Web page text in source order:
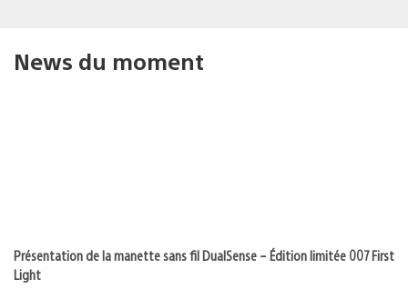
News du moment
Présentation de la manette sans fil DualSense – Édition limitée 007 First
Light